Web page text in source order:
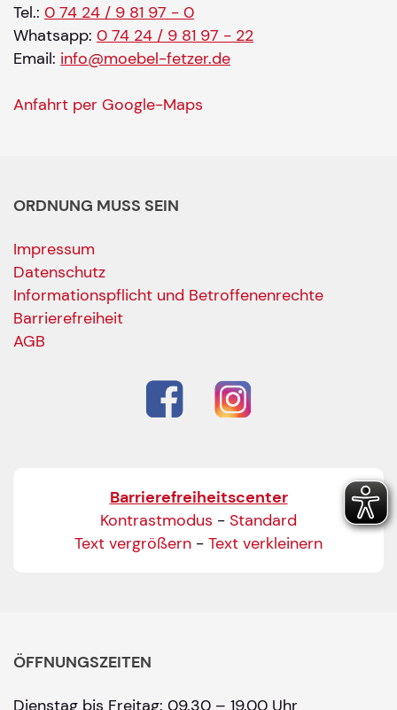
Tel.: 0 74 24 / 9 81 97 - 0
Whatsapp: 0 74 24 / 9 81 97 - 22
Email: info@moebel-fetzer.de
Anfahrt per Google-Maps
ORDNUNG MUSS SEIN
Impressum
Datenschutz
Informationspflicht und Betroffenenrechte
Barrierefreiheit
AGB
Barrierefreiheitscenter
Kontrastmodus - Standard
Text vergrößern - Text verkleinern
ÖFFNUNGSZEITEN
Dienstag bis Freitag: 09.30 – 19.00 Uhr